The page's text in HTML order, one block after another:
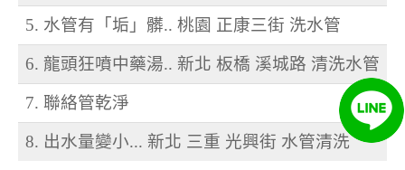
5. 水管有「垢」髒.. 桃園 正康三街 洗水管
6. 龍頭狂噴中藥湯.. 新北 板橋 溪城路 清洗水管
7. 聯絡管乾淨
8. 出水量變小... 新北 三重 光興街 水管清洗